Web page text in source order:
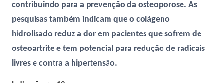
contribuindo para a prevenção da osteoporose. As
pesquisas também indicam que o colágeno
hidrolisado reduz a dor em pacientes que sofrem de
osteoartrite e tem potencial para redução de radicais
livres e contra a hipertensão.